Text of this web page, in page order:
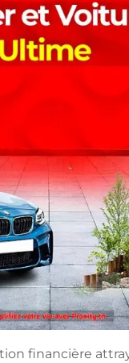
financière